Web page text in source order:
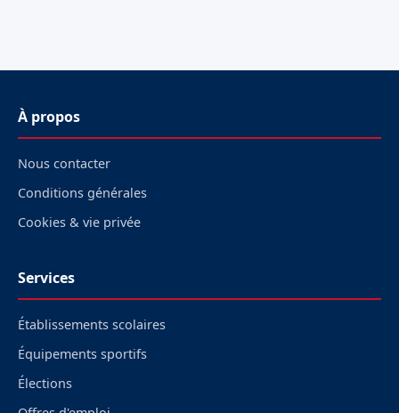
À propos
Nous contacter
Conditions générales
Cookies & vie privée
Services
Établissements scolaires
Équipements sportifs
Élections